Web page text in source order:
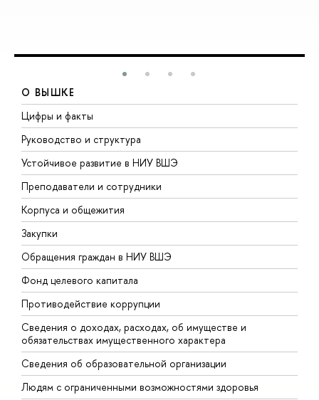
О ВЫШКЕ
Цифры и факты
Руководство и структура
Устойчивое развитие в НИУ ВШЭ
Преподаватели и сотрудники
Корпуса и общежития
Закупки
Обращения граждан в НИУ ВШЭ
Фонд целевого капитала
Противодействие коррупции
Сведения о доходах, расходах, об имуществе и
обязательствах имущественного характера
Сведения об образовательной организации
Людям с ограниченными возможностями здоровья